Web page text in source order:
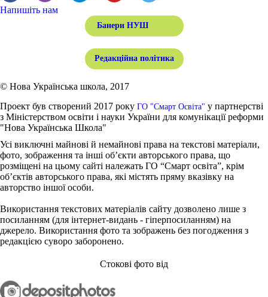
Напишіть нам
Банери НУШ
Редакційна політика
© Нова Українська школа, 2017
Проект був створений 2017 року ГО "Смарт Освіта" у партнерстві
з Міністерством освіти і науки України для комунікації реформи
"Нова Українська Школа"
Усі виключні майнові й немайнові права на текстові матеріали,
фото, зображення та інші об’єкти авторського права, що
розміщені на цьому сайті належать ГО “Смарт освіта”, крім
об’єктів авторського права, які містять пряму вказівку на
авторство іншої особи.
Використання текстових матеріалів сайту дозволено лише з
посиланням (для інтернет-видань - гіперпосиланням) на
джерело. Використання фото та зображень без погодження з
редакцією суворо заборонено.
Стокові фото від